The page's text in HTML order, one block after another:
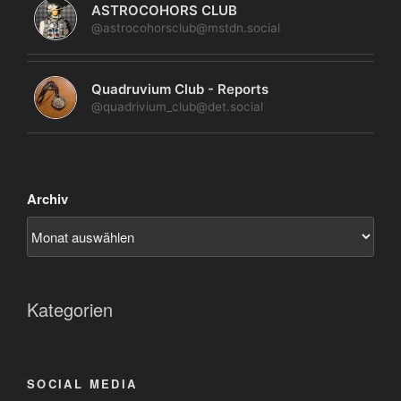
ASTROCOHORS CLUB
@astrocohorsclub@mstdn.social
Quadruvium Club - Reports
@quadrivium_club@det.social
Archiv
Kategorien
SOCIAL MEDIA